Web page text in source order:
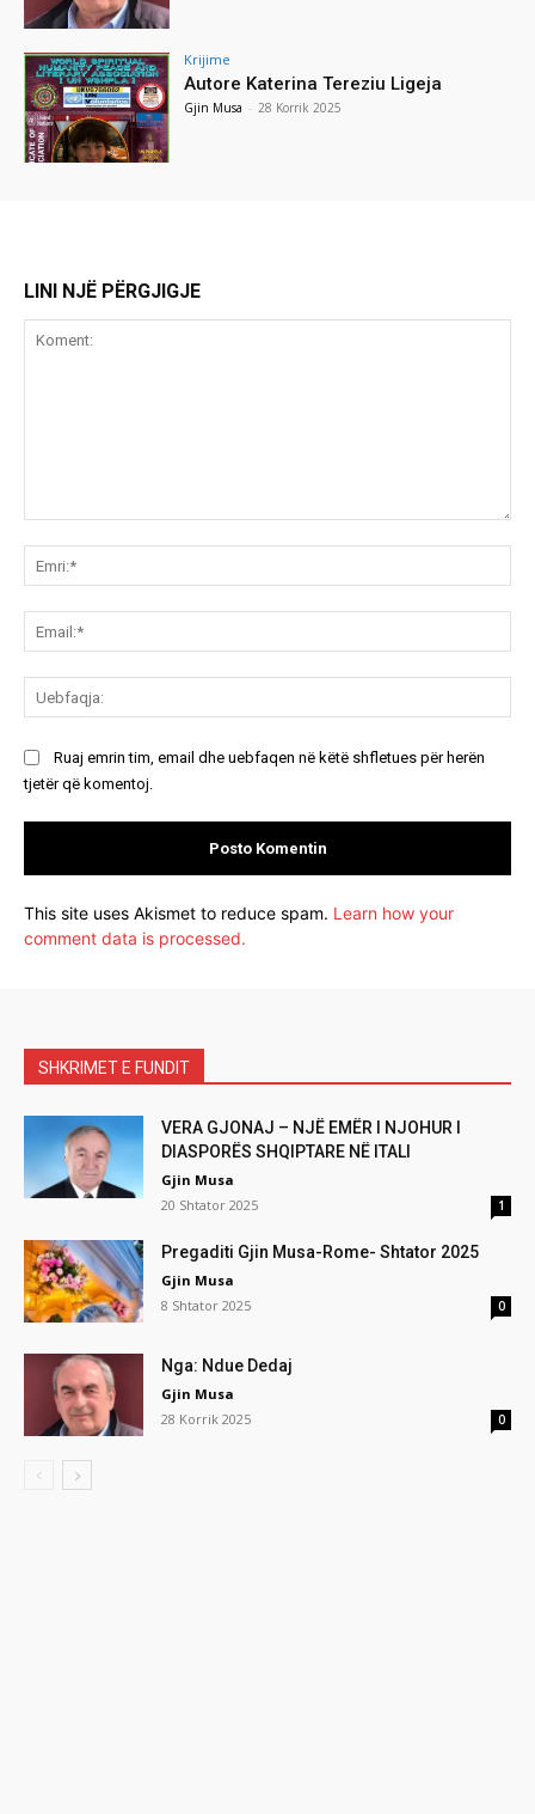
Krijime
Autore Katerina Tereziu Ligeja
Gjin Musa - 28 Korrik 2025
LINI NJË PËRGJIGJE
Ruaj emrin tim, email dhe uebfaqen në këtë shfletues për herën
tjetër që komentoj.
This site uses Akismet to reduce spam. Learn how your
comment data is processed.
SHKRIMET E FUNDIT
VERA GJONAJ – NJË EMËR I NJOHUR I
DIASPORËS SHQIPTARE NË ITALI
Gjin Musa
20 Shtator 2025
1
Pregaditi Gjin Musa-Rome- Shtator 2025
Gjin Musa
8 Shtator 2025
0
Nga: Ndue Dedaj
Gjin Musa
28 Korrik 2025
0